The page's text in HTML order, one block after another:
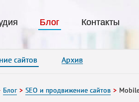
Блог Контакты
сайтов Архив
Блог SEO и продвижение сайтов